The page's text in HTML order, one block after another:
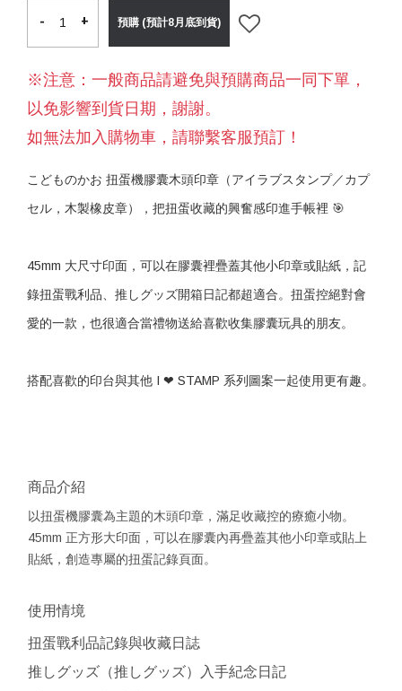
- +
- + 預購 (預計8月底到貨)
※注意：一般商品請避免與預購商品一同下單，
以免影響到貨日期，謝謝。
如無法加入購物車，請聯繫客服預訂！
こどものかお 扭蛋機膠囊木頭印章（アイラブスタンプ／カプ
セル，木製橡皮章），把扭蛋收藏的興奮感印進手帳裡 🎯
45mm 大尺寸印面，可以在膠囊裡疊蓋其他小印章或貼紙，記
錄扭蛋戰利品、推しグッズ開箱日記都超適合。扭蛋控絕對會
愛的一款，也很適合當禮物送給喜歡收集膠囊玩具的朋友。
搭配喜歡的印台與其他 I ❤ STAMP 系列圖案一起使用更有趣。
商品介紹
以扭蛋機膠囊為主題的木頭印章，滿足收藏控的療癒小物。
45mm 正方形大印面，可以在膠囊內再疊蓋其他小印章或貼上
貼紙，創造專屬的扭蛋記錄頁面。
使用情境
扭蛋戰利品記錄與收藏日誌
推しグッズ（推しグッズ）入手紀念日記